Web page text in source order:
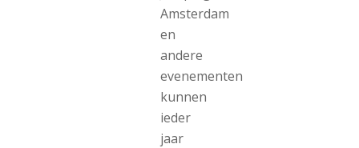
Amsterdam
en
andere
evenementen
kunnen
ieder
jaar